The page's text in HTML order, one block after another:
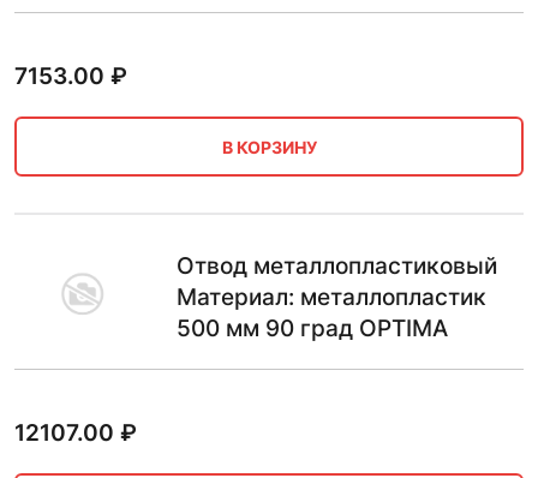
7153.00 ₽
В КОРЗИНУ
Отвод металлопластиковый
Материал: металлопластик
500 мм 90 град OPTIMA
12107.00 ₽